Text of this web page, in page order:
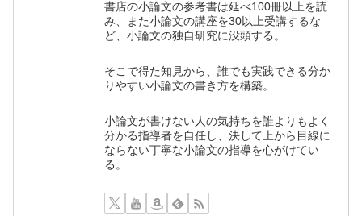
書店の小論文の参考書は延べ100冊以上を読
み、また小論文の講座を30以上受講するな
ど、小論文の独自研究に没頭する。
そこで得た知見から、誰でも実践できる分か
りやすい小論文の書き方を構築。
小論文が書けない人の気持ちを誰よりもよく
分かる指導者を自任し、決して上から目線に
ならない丁寧な小論文の指導を心がけてい
る。